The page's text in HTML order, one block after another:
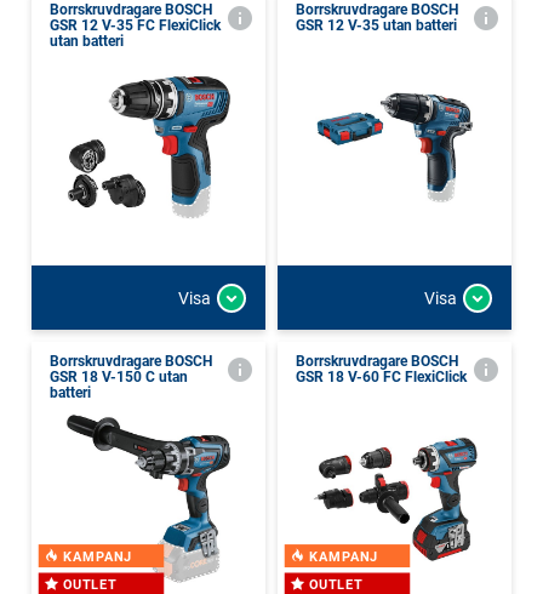
Borrskruvdragare BOSCH
GSR 12 V-35 FC FlexiClick
utan batteri
Visa
Borrskruvdragare BOSCH
GSR 12 V-35 utan batteri
Visa
Borrskruvdragare BOSCH
GSR 18 V-150 C utan
batteri
KAMPANJ
OUTLET
Borrskruvdragare BOSCH
GSR 18 V-60 FC FlexiClick
KAMPANJ
OUTLET